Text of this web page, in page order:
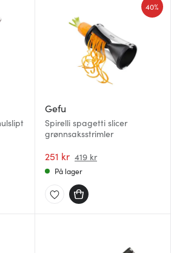
Gefu
Spirelli spagetti slicer
grønnsaksstrimler
251 kr 419 kr
40%
På lager